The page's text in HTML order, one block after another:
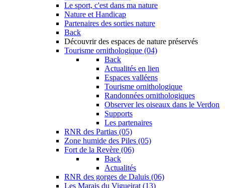
Le sport, c'est dans ma nature
Nature et Handicap
Partenaires des sorties nature
Back
Découvrir des espaces de nature préservés
Tourisme ornithologique (04)
Back
Actualités en lien
Espaces valléens
Tourisme ornithologique
Randonnées ornithologiques
Observer les oiseaux dans le Verdon
Supports
Les partenaires
RNR des Partias (05)
Zone humide des Piles (05)
Fort de la Revère (06)
Back
Actualités
RNR des gorges de Daluis (06)
Les Marais du Vigueirat (13)